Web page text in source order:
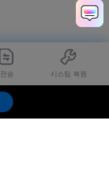
전송 시스팀 복원